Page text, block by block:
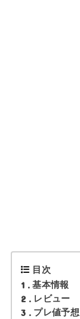
目次
1
基本情報
2 レビュー
3 プレ値予想